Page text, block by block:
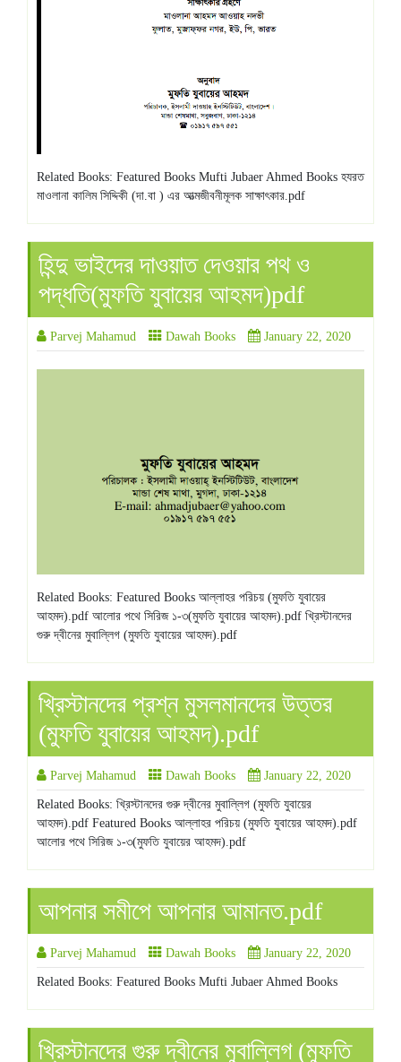
Related Books: Featured Books Mufti Jubaer Ahmed Books হযরত
মাওলানা কালিম সিদ্দিকী (দা.বা ) এর আত্মজীবনীমূলক সাক্ষাৎকার.pdf
হিন্দু ভাইদের দাওয়াত দেওয়ার পথ ও
পদ্ধতি(মুফতি যুবায়ের আহমদ)pdf
Parvej Mahamud Dawah Books January 22, 2020
Related Books: Featured Books আল্লাহর পরিচয় (মুফতি যুবায়ের
আহমদ).pdf আলোর পথে সিরিজ ১-৩(মুফতি যুবায়ের আহমদ).pdf খ্রিস্টানদের
গুরু দ্বীনের মুবাল্লিগ (মুফতি যুবায়ের আহমদ).pdf
খ্রিস্টানদের প্রশ্ন মুসলমানদের উত্তর
(মুফতি যুবায়ের আহমদ).pdf
Parvej Mahamud Dawah Books January 22, 2020
Related Books: খ্রিস্টানদের গুরু দ্বীনের মুবাল্লিগ (মুফতি যুবায়ের
আহমদ).pdf Featured Books আল্লাহর পরিচয় (মুফতি যুবায়ের আহমদ).pdf
আলোর পথে সিরিজ ১-৩(মুফতি যুবায়ের আহমদ).pdf
আপনার সমীপে আপনার আমানত.pdf
Parvej Mahamud Dawah Books January 22, 2020
Related Books: Featured Books Mufti Jubaer Ahmed Books
খ্রিস্টানদের গুরু দ্বীনের মুবাল্লিগ (মুফতি